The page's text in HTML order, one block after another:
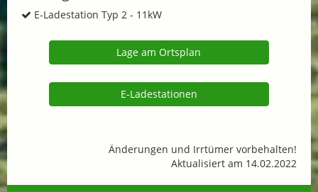
E-Ladestation Typ 2 - 11kW
Lage am Ortsplan
E-Ladestationen
Änderungen und Irrtümer vorbehalten!
Aktualisiert am 14.02.2022